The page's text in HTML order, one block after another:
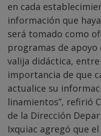
en cada
información que
será tomado como
programas de
valija didáctica, entre
importancia de que
actualice su
linamientos”, refirió
de la Dirección
Ixquiac agregó que